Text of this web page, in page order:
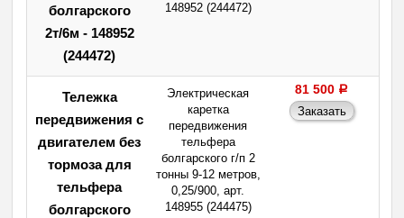
болгарского
2т/6м - 148952
(244472)
148952 (244472)
Тележка
передвижения с
двигателем без
тормоза для
тельфера
болгарского
Электрическая
каретка
передвижения
тельфера
болгарского г/п 2
тонны 9-12 метров,
0,25/900, арт.
148955 (244475)
81 500 a